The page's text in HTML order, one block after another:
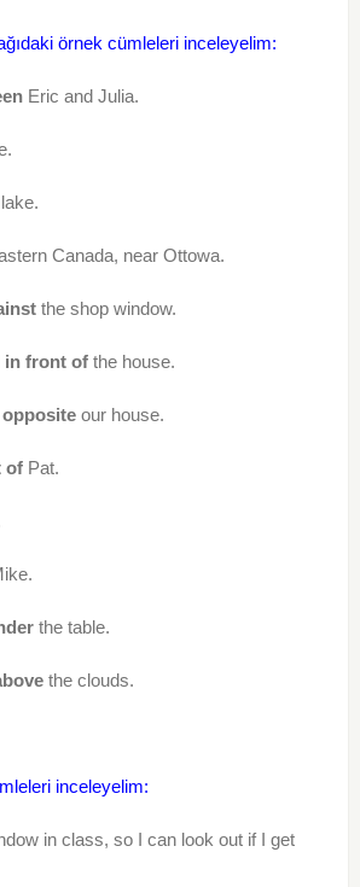
örnek cümleleri inceleyelim:
Eric and Julia.
Canada, near Ottowa.
the shop window.
in front ofthe house.
oppositeour house.
ofPat.
the table.
the clouds.
inceleyelim:
in class, so I can look out if I get